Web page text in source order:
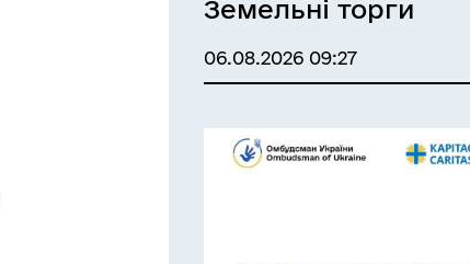
Земельні торги
06.08.2026 09:27